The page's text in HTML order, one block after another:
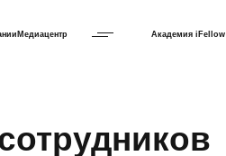
Медиацентр Академия iFellow